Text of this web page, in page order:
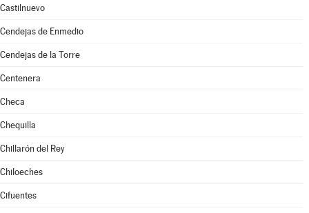
Castilnuevo
Cendejas de Enmedio
Cendejas de la Torre
Centenera
Checa
Chequilla
Chillarón del Rey
Chiloeches
Cifuentes